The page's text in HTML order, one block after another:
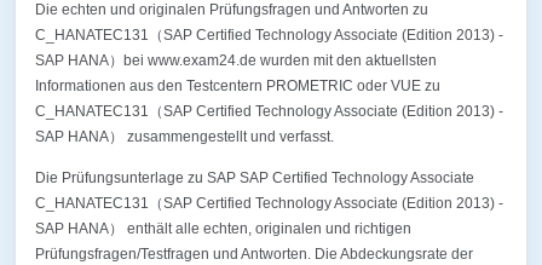
Die echten und originalen Prüfungsfragen und Antworten zu
C_HANATEC131（SAP Certified Technology Associate (Edition 2013) -
SAP HANA）bei www.exam24.de wurden mit den aktuellsten
Informationen aus den Testcentern PROMETRIC oder VUE zu
C_HANATEC131（SAP Certified Technology Associate (Edition 2013) -
SAP HANA） zusammengestellt und verfasst.
Die Prüfungsunterlage zu SAP SAP Certified Technology Associate
C_HANATEC131（SAP Certified Technology Associate (Edition 2013) -
SAP HANA） enthält alle echten, originalen und richtigen
Prüfungsfragen/Testfragen und Antworten. Die Abdeckungsrate der